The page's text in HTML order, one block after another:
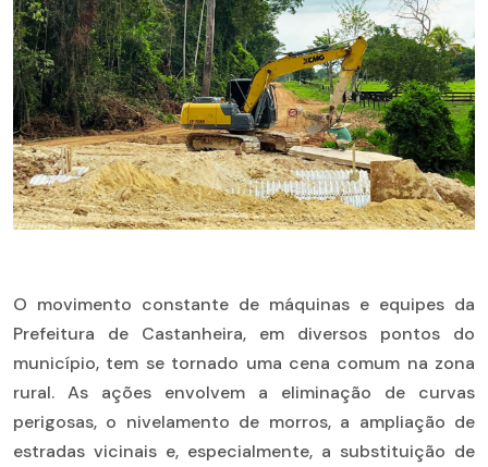
O movimento constante de máquinas e equipes da
Prefeitura de Castanheira, em diversos pontos do
município, tem se tornado uma cena comum na zona
rural. As ações envolvem a eliminação de curvas
perigosas, o nivelamento de morros, a ampliação de
estradas vicinais e, especialmente, a substituição de